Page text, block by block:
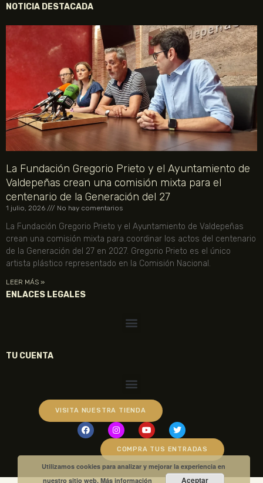
NOTICIA DESTACADA
La Fundación Gregorio Prieto y el Ayuntamiento de
Valdepeñas crean una comisión mixta para el
centenario de la Generación del 27
1 julio, 2026 No hay comentarios
La Fundación Gregorio Prieto y el Ayuntamiento de Valdepeñas
crean una comisión mixta para coordinar los actos del centenario
de la Generación del 27 en 2027. Gregorio Prieto es el único
artista plástico representado en la Comisión Nacional.
LEER MÁS »
ENLACES LEGALES
TU CUENTA
VISITA NUESTRA TIENDA
COMPRA TUS ENTRADAS
Utilizamos cookies para analizar y mejorar la experiencia en
nuestro sitio web.Más información Aceptar